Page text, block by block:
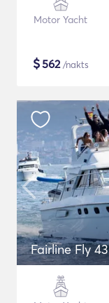
Motor Yacht
$562/nakts
Fairline Fly 43